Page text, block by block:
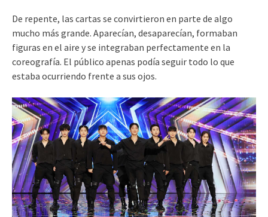
De repente, las cartas se convirtieron en parte de algo
mucho más grande. Aparecían, desaparecían, formaban
figuras en el aire y se integraban perfectamente en la
coreografía. El público apenas podía seguir todo lo que
estaba ocurriendo frente a sus ojos.